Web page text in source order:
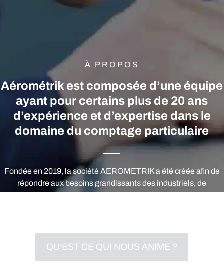
À PROPOS
Aérométrik est composée d’une équipe
ayant pour certains plus de 20 ans
d’expérience et d’expertise dans le
domaine du comptage particulaire
Fondée en 2019, la société AEROMETRIK a été créée afin de
répondre aux besoins grandissants des industriels, de
QU’EST CE QUI NOUS ANIME ?